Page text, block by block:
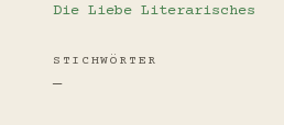
Die Liebe Literarisches
STICHWÖRTER
—